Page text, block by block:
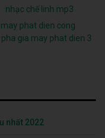
nhạc chế linh mp3
may phat dien cong
gia may phat dien 3
nhất 2022